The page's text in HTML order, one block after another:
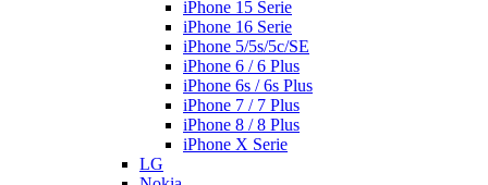
iPhone 15 Serie
iPhone 16 Serie
iPhone 5/5s/5c/SE
iPhone 6 / 6 Plus
iPhone 6s / 6s Plus
iPhone 7 / 7 Plus
iPhone 8 / 8 Plus
iPhone X Serie
LG